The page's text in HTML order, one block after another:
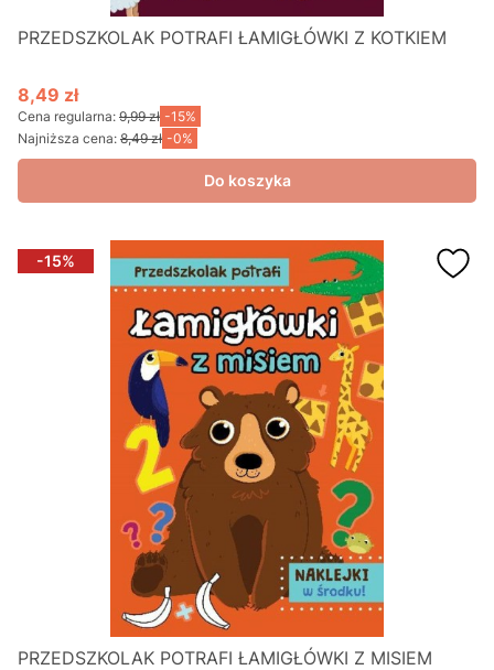
PRZEDSZKOLAK POTRAFI ŁAMIGŁÓWKI Z KOTKIEM
Cena promocyjna
8,49 zł
Cena regularna: 9,99 zł -15%
Najniższa cena: 8,49 zł -0%
Do koszyka
-15%
PRZEDSZKOLAK POTRAFI ŁAMIGŁÓWKI Z MISIEM